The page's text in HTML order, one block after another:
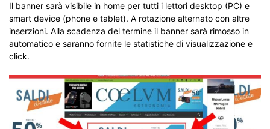
Il banner sarà visibile in home per tutti i lettori desktop (PC) e
smart device (phone e tablet). A rotazione alternato con altre
inserzioni. Alla scadenza del termine il banner sarà rimosso in
automatico e saranno fornite le statistiche di visualizzazione e
click.